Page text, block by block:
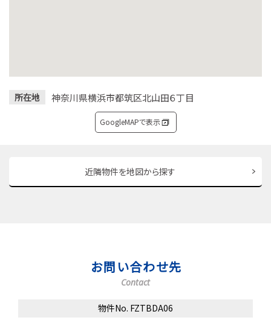
所在地 神奈川県横浜市都筑区北山田６丁目
GoogleMAPで表示
近隣物件を地図から探す
お問い合わせ先
Contact
物件No. FZTBDA06